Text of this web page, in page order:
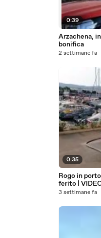
0:39
Arzachena,
bonifica
2 settimane fa
0:35
Rogo in
ferito | VIDEO
3 settimane fa